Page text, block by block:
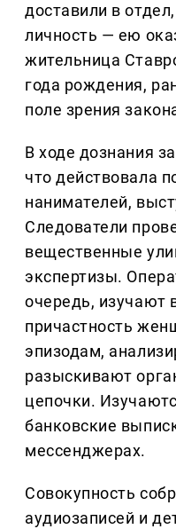
доставили в
личность — ею
жительница
года рождения,
поле зрения
В ходе дознания
что действовала
нанимателей,
Следователи
вещественные
экспертизы.
очередь, изучают
причастность
эпизодам,
разыскивают
цепочки.
банковские
мессенджерах.
Совокупность
аудиозаписей и